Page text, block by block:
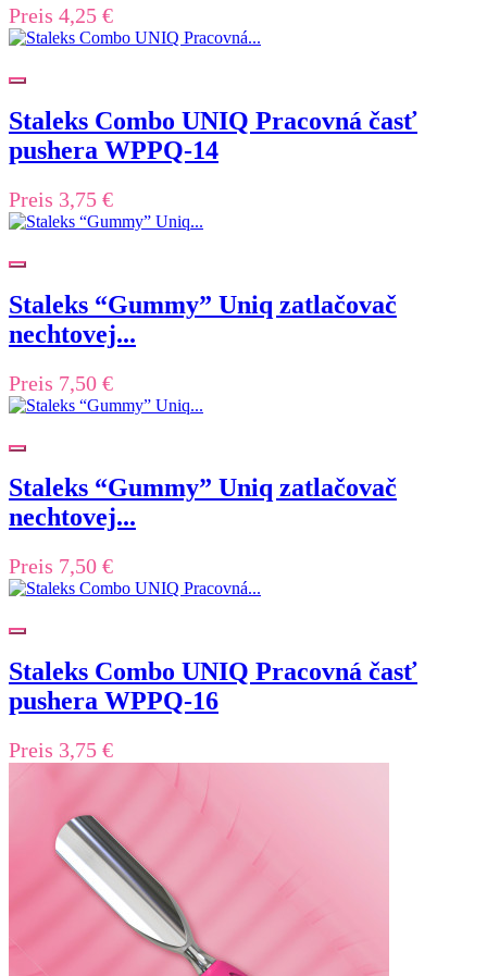
Preis 4,25 €
Staleks Combo UNIQ Pracovná časť
pushera WPPQ-14
Preis 3,75 €
Staleks “Gummy” Uniq zatlačovač
nechtovej...
Preis 7,50 €
Staleks “Gummy” Uniq zatlačovač
nechtovej...
Preis 7,50 €
Staleks Combo UNIQ Pracovná časť
pushera WPPQ-16
Preis 3,75 €